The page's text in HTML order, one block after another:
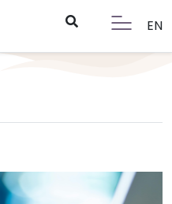
EN